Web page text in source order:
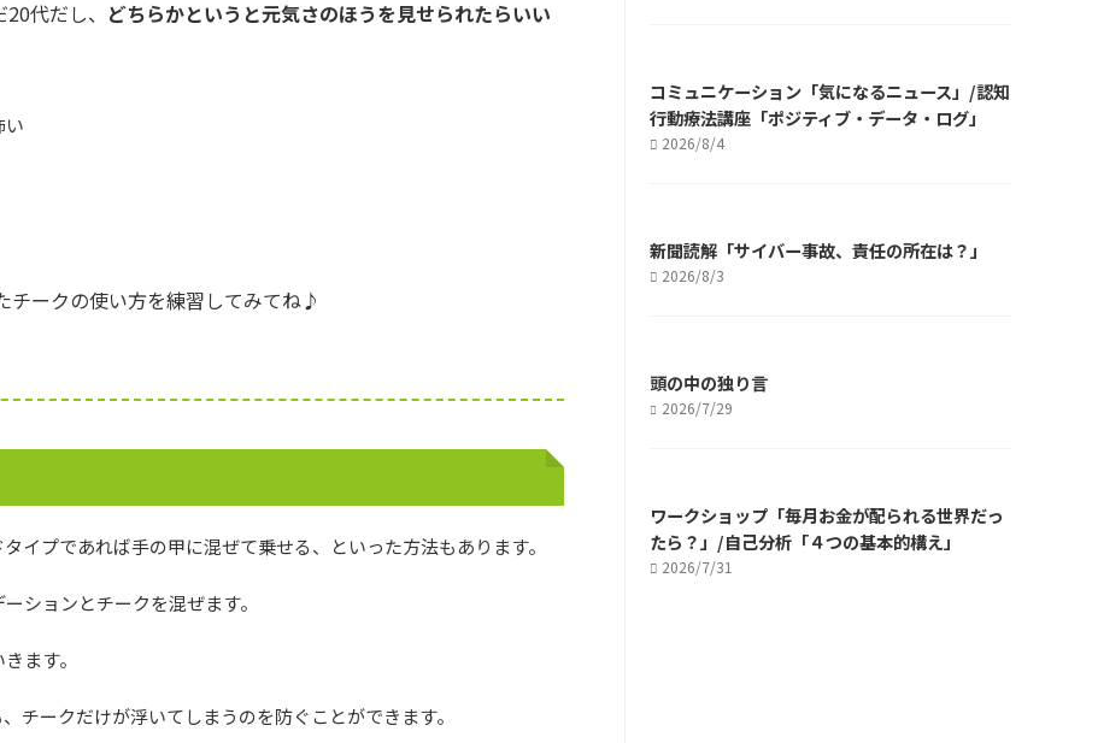
代だし、 どちらかというと元気さのほうを見せられたらいい
い
チークの使い方を練習してみてね♪
イプであれば手の甲に混ぜて乗せる、といった方法もあります。
ションとチークを混ぜます。
ます。
チークだけが浮いてしまうのを防ぐことができます。
コミュニケーション「気になるニュース」/認知
行動療法講座「ポジティブ・データ・ログ」
2026/8/4
新聞読解「サイバー事故、責任の所在は？」
2026/8/3
頭の中の独り言
2026/7/29
ワークショップ「毎月お金が配られる世界だっ
たら？」/自己分析「４つの基本的構え」
2026/7/31